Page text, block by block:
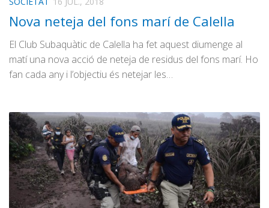
Nova neteja del fons marí de Calella
El Club Subaquàtic de Calella ha fet aquest diumenge al
matí una nova acció de neteja de residus del fons marí. Ho
fan cada any i l’objectiu és netejar les…